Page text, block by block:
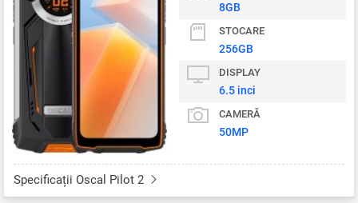
8GB
STOCARE
256GB
DISPLAY
6.5 inci
CAMERĂ
50MP
Specificații Oscal Pilot 2